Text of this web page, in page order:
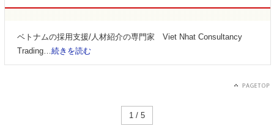
ベトナムの採用支援/人材紹介の専門家 Viet Nhat Consultancy
Trading… 続きを読む
1 / 5